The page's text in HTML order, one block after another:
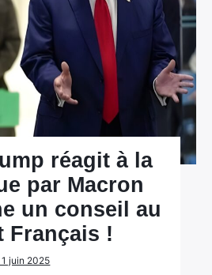
réagit à la
par Macron
un conseil au
Français !
juin 2025